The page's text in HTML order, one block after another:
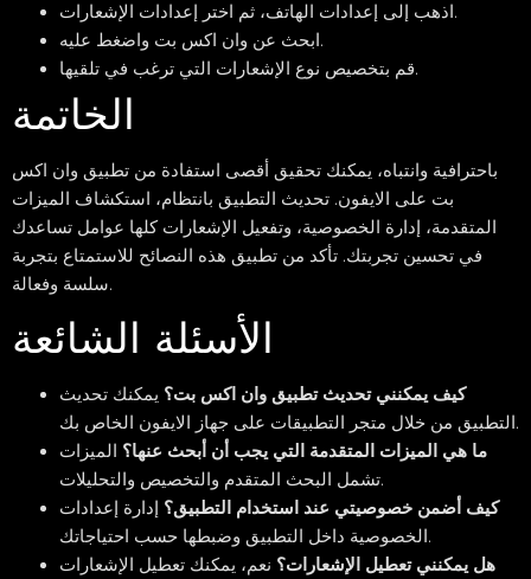
اذهب إلى إعدادات الهاتف، ثم اختر إعدادات الإشعارات.
ابحث عن وان اكس بت واضغط عليه.
قم بتخصيص نوع الإشعارات التي ترغب في تلقيها.
الخاتمة
باحترافية وانتباه، يمكنك تحقيق أقصى استفادة من تطبيق وان اكس
بت على الايفون. تحديث التطبيق بانتظام، استكشاف الميزات
المتقدمة، إدارة الخصوصية، وتفعيل الإشعارات كلها عوامل تساعدك
في تحسين تجربتك. تأكد من تطبيق هذه النصائح للاستمتاع بتجربة
سلسة وفعالة.
الأسئلة الشائعة
كيف يمكنني تحديث تطبيق وان اكس بت؟ يمكنك تحديث
التطبيق من خلال متجر التطبيقات على جهاز الايفون الخاص بك.
ما هي الميزات المتقدمة التي يجب أن أبحث عنها؟ الميزات
تشمل البحث المتقدم والتخصيص والتحليلات.
كيف أضمن خصوصيتي عند استخدام التطبيق؟ إدارة إعدادات
الخصوصية داخل التطبيق وضبطها حسب احتياجاتك.
هل يمكنني تعطيل الإشعارات؟ نعم، يمكنك تعطيل الإشعارات